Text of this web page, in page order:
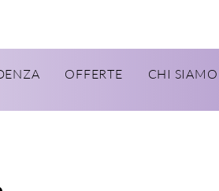
OFFERTE CHI SIAMO